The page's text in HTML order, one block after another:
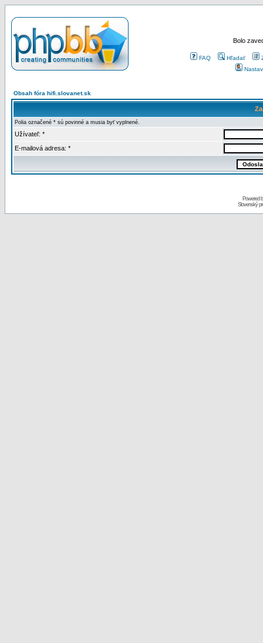
Bolo
FAQ Hľadať
Obsah fóra hifi.slovanet.sk
Polia označené * sú povinné a musia byť vyplnené.
Užívateľ: *
E-mailová adresa: *
Powered
Slovenský